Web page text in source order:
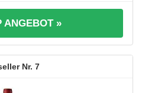
ANGEBOT »
7